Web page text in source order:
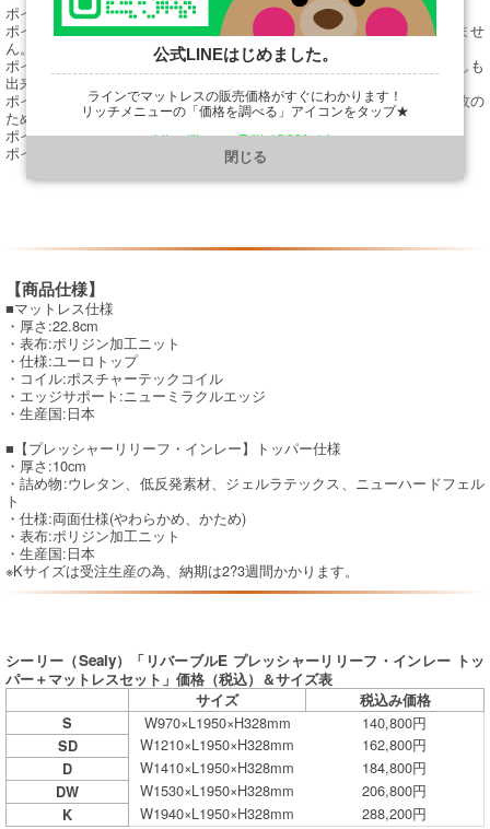
ポイント1. トッパーはソフト面とハード面が選べます。
ポイント2. 4箇所をしっかりバックル固定する為、ズレの心配がありませ
ん。
ポイント3. ときには別々で寝ることができます。単品購入や買い足しも
出来ます。
ポイント4. キングサイズはベースマットレスを2分割、トッパーは1枚の
ため継ぎ目を感じません。
ポイント5. トッパーを陰干しできます。
ポイント6. 安心・安全・清潔のMaid In Japan.
【商品仕様】
■マットレス仕様
・厚さ:22.8cm
・表布:ポリジン加工ニット
・仕様:ユーロトップ
・コイル:ポスチャーテックコイル
・エッジサポート:ニューミラクルエッジ
・生産国:日本
■【プレッシャーリリーフ・インレー】トッパー仕様
・厚さ:10cm
・詰め物:ウレタン、低反発素材、ジェルラテックス、ニューハードフェル
ト
・仕様:両面仕様(やわらかめ、かため)
・表布:ポリジン加工ニット
・生産国:日本
※Kサイズは受注生産の為、納期は2?3週間かかります。
シーリー（Sealy）「リバーブルE プレッシャーリリーフ・インレー トッ
パー＋マットレスセット」価格（税込）＆サイズ表
サイズ
税込み価格
S
W970×L1950×H328mm 140,800円
SD W1210×L1950×H328mm 162,800円
D W1410×L1950×H328mm 184,800円
DW W1530×L1950×H328mm 206,800円
K W1940×L1950×H328mm 288,200円
公式LINEはじめました。
ラインでマットレスの販売価格がすぐにわかります！
リッチメニューの「価格を調べる」アイコンをタップ★
https://line.me/R/ti/p/@901ptzjz
閉じる